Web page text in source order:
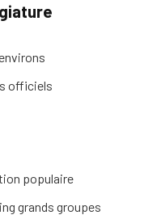
officiels
populaire
grands groupes